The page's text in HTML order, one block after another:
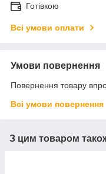
Готівкою
Всі умови оплати
Умови повернення
Повернення товару
Всі умови повернення
З цим товаром